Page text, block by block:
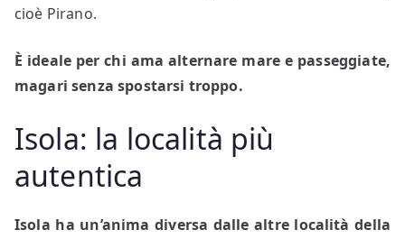
cioè Pirano.
È ideale per chi ama alternare mare e passeggiate,
magari senza spostarsi troppo.
Isola: la località più
autentica
Isola ha un’anima diversa dalle altre località della